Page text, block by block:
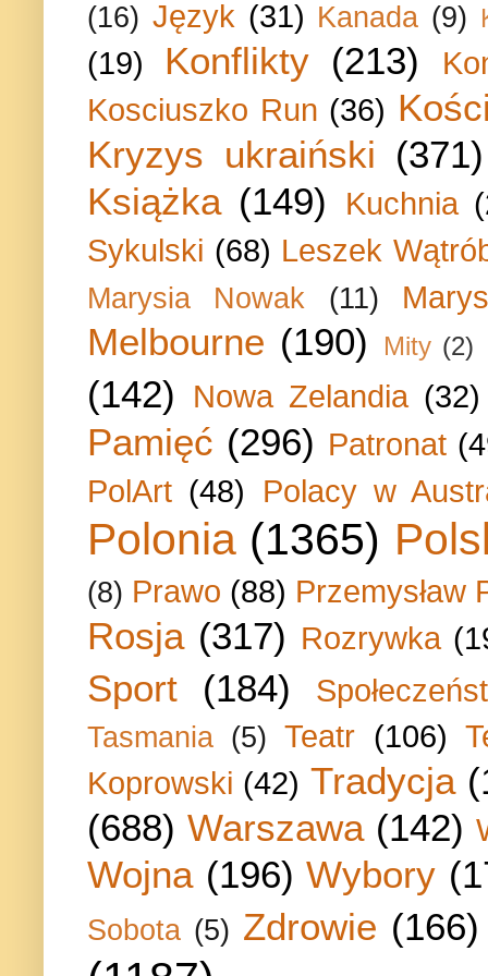
(16) Język (31) Kanada (9)
(19) Konflikty (213)
Kosciuszko Run (36)
Kryzys ukraiński (371)
Książka (149) Kuchnia
Sykulski (68) Leszek
Marysia Nowak (11)
Melbourne (190) Mity (2)
(142) Nowa Zelandia (32)
Pamięć (296) Patronat
PolArt (48) Polacy w
Polonia (1365)
(8) Prawo (88) Przemysław
Rosja (317) Rozrywka
Sport (184)
Tasmania (5) Teatr (106)
Koprowski (42) Tradycja
(688) Warszawa (142)
Wojna (196) Wybory
Sobota (5) Zdrowie (166)